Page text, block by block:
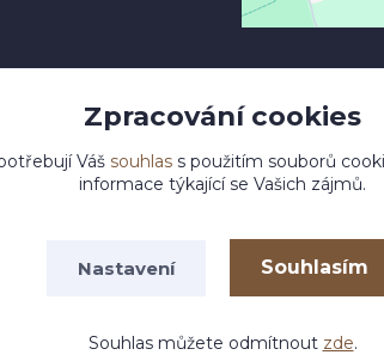
Zpracování cookies
Váš souhlass použitím souborů
informace týkající se Vašich zájmů.
Nastavení Souhlasím
Souhlas můžete odmítnout zde.